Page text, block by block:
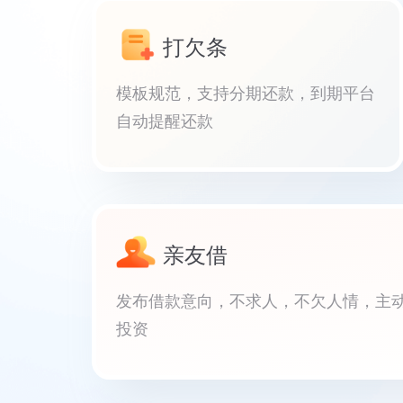
打欠条
模板规范，支持分期还款，到期平台
自动提醒还款
亲友借
发布借款意向，不求人，不欠人情，主
投资